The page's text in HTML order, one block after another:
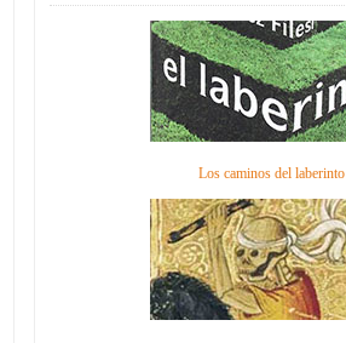
Los caminos del laberinto